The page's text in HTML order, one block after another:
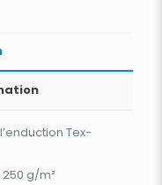
Tex-
250 g/m²